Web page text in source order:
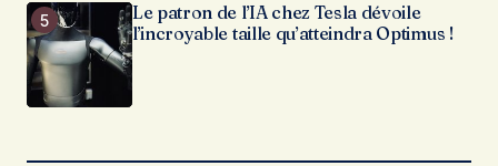
Le patron de l’IA chez Tesla dévoile
l’incroyable taille qu’atteindra Optimus !